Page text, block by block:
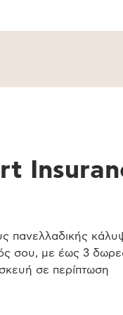
πανελλαδικής
σου, με έως 3
σε περίπτωση